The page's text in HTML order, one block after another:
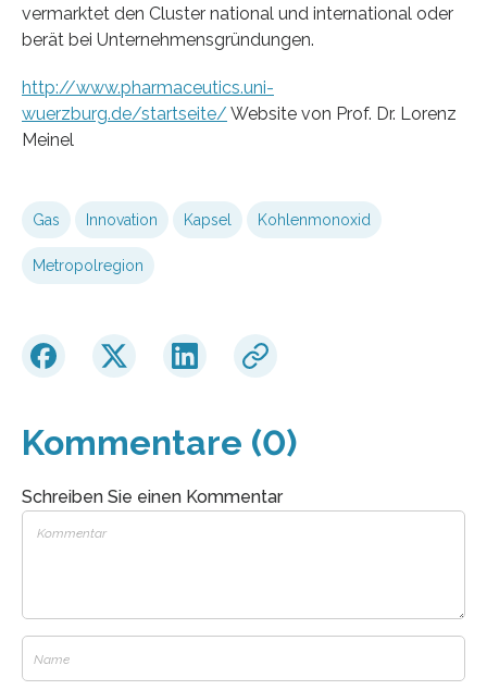
vermarktet den Cluster national und international oder
berät bei Unternehmensgründungen.
http://www.pharmaceutics.uni-
wuerzburg.de/startseite/ Website von Prof. Dr. Lorenz
Meinel
Gas Innovation Kapsel Kohlenmonoxid
Metropolregion
Kommentare (0)
Schreiben Sie einen Kommentar